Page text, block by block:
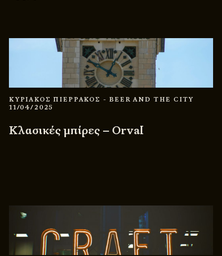
ΚΥΡΙΑΚΟΣ ΠΙΕΡΡΑΚΟΣ - BEER AND THE CITY
11/04/2025
Κλασικές μπίρες – Orval